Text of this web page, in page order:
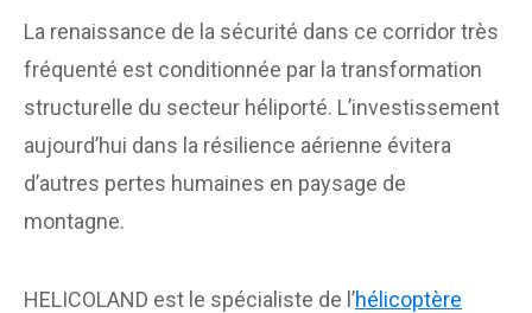
La renaissance de la sécurité dans ce corridor très
fréquenté est conditionnée par la transformation
structurelle du secteur héliporté. L’investissement
aujourd’hui dans la résilience aérienne évitera
d’autres pertes humaines en paysage de
montagne.
HELICOLAND est le spécialiste de l’hélicoptère